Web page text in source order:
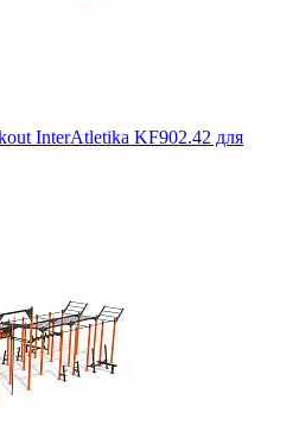
InterAtletika KF902.42 для